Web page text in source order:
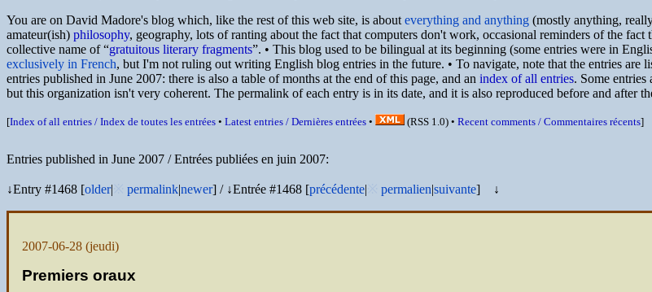
You are on David Madore's blog which, like the rest of this web site, is about everything and anything (mostly anything,
amateur(ish) philosophy, geography, lots of ranting about the fact that computers don't work, occasional reminders of the fact
collective name of
gratuitous literary fragments . • This blog used to be bilingual at its beginning (some entries were in
exclusively in French, but I'm not ruling out writing English blog entries in the future. • To navigate, note that the entries are
entries published in June 2007: there is also a table of months at the end of this page, and an index of all entries. Some entries
but this organization isn't very coherent. The permalink of each entry is in its date, and it is also reproduced before and after
[Index of all entries / Index de toutes les entrées • Latest entries / Dernières entrées • (RSS 1.0) • Recent comments / Commentaires récents]
Entries published in June 2007 /Entrées publiées en juin 2007:
↓Entry #1468 [older| permalink|newer] / ↓Entrée #1468 [précédente| permalien|suivante] ↓
2007-06-28 (jeudi)
Premiers oraux